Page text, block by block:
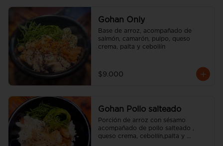
Gohan Only
Base de arroz, acompañado de
salmón, camarón, pulpo, queso
crema, palta y cebollín
$9.000
Gohan Pollo salteado
Porción de arroz con sésamo
acompañado de pollo salteado ,
queso crema, cebollín,palta y